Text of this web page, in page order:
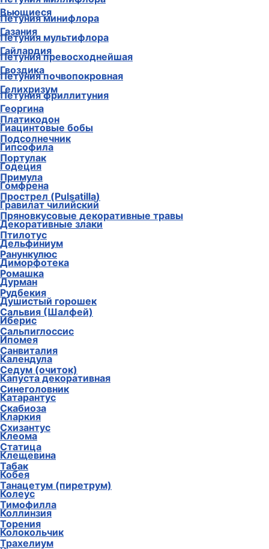
Петуния минифлора
Петуния мультифлора
Петуния превосходнейшая
Петуния почвопокровная
Петуния фриллитуния
Платикодон
Подсолнечник
Портулак
Примула
Прострел (Pulsatilla)
Пряновкусовые декоративные травы
Птилотус
Ранункулюс
Ромашка
Рудбекия
Сальвия (Шалфей)
Сальпиглоссис
Санвиталия
Седум (очиток)
Синеголовник
Скабиоза
Схизантус
Статица
Табак
Танацетум (пиретрум)
Тимофилла
Торения
Трахелиум
Вьющиеся
Газания
Гайлардия
Гвоздика
Гелихризум
Георгина
Гиацинтовые бобы
Гипсофила
Годеция
Гомфрена
Гравилат чилийский
Декоративные злаки
Дельфиниум
Диморфотека
Дурман
Душистый горошек
Иберис
Ипомея
Календула
Капуста декоративная
Катарантус
Кларкия
Клеома
Клещевина
Кобея
Колеус
Коллинзия
Колокольчик